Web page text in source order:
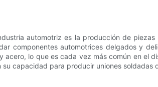
automotriz es la producción de
componentes automotrices delgados y
lo que es cada vez más común en el
capacidad para producir uniones soldadas